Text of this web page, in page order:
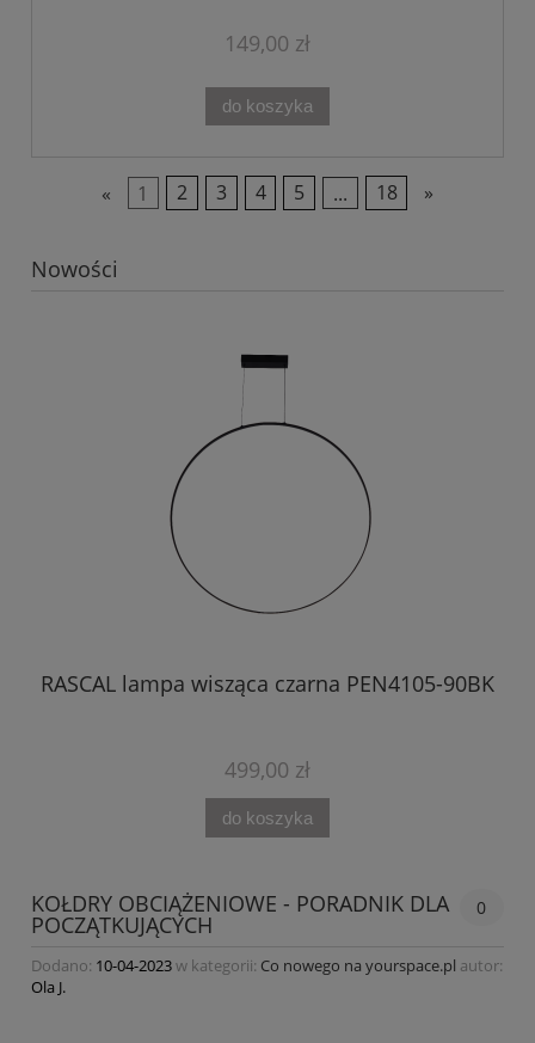
149,00 zł
do koszyka
« 1 2 3 4 5 ... 18 »
Nowości
RASCAL lampa wisząca czarna PEN4105-90BK
499,00 zł
do koszyka
KOŁDRY OBCIĄŻENIOWE - PORADNIK DLA
POCZĄTKUJĄCYCH
0
Dodano: 10-04-2023w kategorii: Co nowego na yourspace.pl autor:
Ola J.